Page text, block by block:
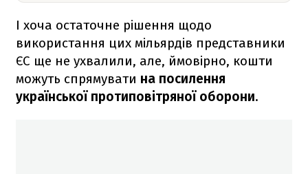
І хоча остаточне рішення щодо
використання цих мільярдів представники
ЄС ще не ухвалили, але, ймовірно, кошти
можуть спрямувати на посилення
української протиповітряної оборони.